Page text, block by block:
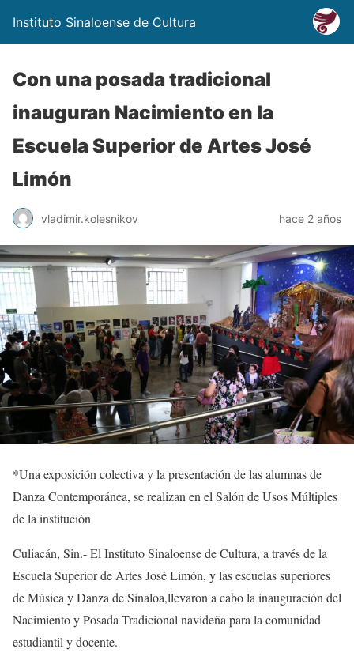
Instituto Sinaloense de Cultura
Con una posada tradicional
inauguran Nacimiento en la
Escuela Superior de Artes José
Limón
vladimir.kolesnikov hace 2 años
*Una exposición colectiva y la presentación delas alumnas de
Danza Contemporánea, se realizan en el Salón de Usos Múltiples
de la institución
Culiacán, Sin.-El Instituto Sinaloense de Cultura, a través de la
Escuela Superior de Artes José Limón, y las escuelassuperiores
de Música yDanza de Sinaloa,llevaron a cabo la inauguración del
Nacimiento y Posada Tradicional navideña para la comunidad
estudiantil y docente.